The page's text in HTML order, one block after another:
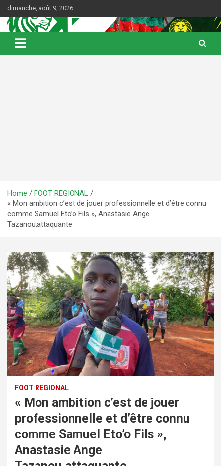
Skip
to
content
dimanche, août 9, 2026
Kamerfoot
Web Magazine du football camerounais
Home
FOOT REGIONAL
« Mon ambition c’est de jouer professionnelle et d’être connu
comme Samuel Eto’o Fils », Anastasie Ange
Tazanou,attaquante
FOOT REGIONAL
« Mon ambition c’est de jouer
professionnelle et d’être connu
comme Samuel Eto’o Fils »,
Anastasie Ange